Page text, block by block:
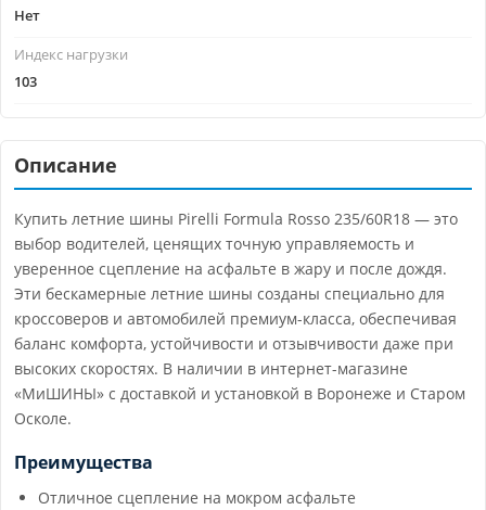
Нет
Индекс нагрузки
103
Описание
Купить летние шины Pirelli Formula Rosso 235/60R18 — это
выбор водителей, ценящих точную управляемость и
уверенное сцепление на асфальте в жару и после дождя.
Эти бескамерные летние шины созданы специально для
кроссоверов и автомобилей премиум-класса, обеспечивая
баланс комфорта, устойчивости и отзывчивости даже при
высоких скоростях. В наличии в интернет-магазине
«МиШИНЫ» с доставкой и установкой в Воронеже и Старом
Осколе.
Преимущества
Отличное сцепление на мокром асфальте